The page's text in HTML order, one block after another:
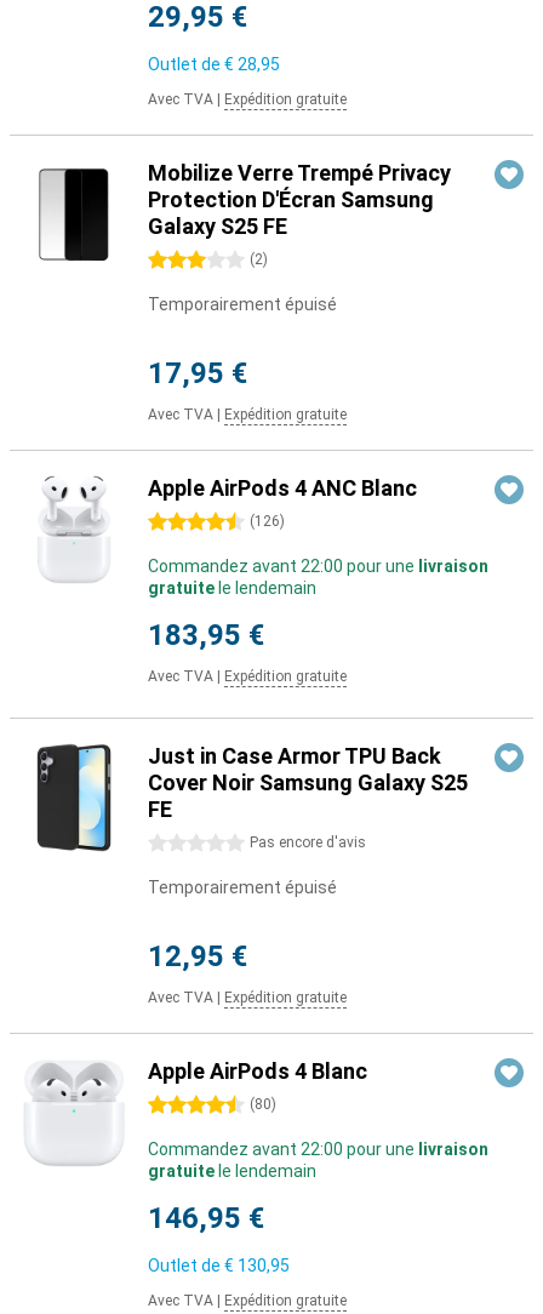
29,95 €
Outlet de € 28,95
Avec TVA Expédition gratuite
Mobilize Verre Trempé Privacy
Protection D'Écran Samsung
Galaxy S25 FE
3 étoiles (2)
Temporairement épuisé
17,95 €
Avec TVA Expédition gratuite
Apple AirPods 4 ANC Blanc
4.5 étoiles (126)
Commandez avant 22:00 pour une livraison
gratuite le lendemain
183,95 €
Avec TVA Expédition gratuite
Just in Case Armor TPU Back
Cover Noir Samsung Galaxy S25
FE
0 étoiles Pas encore d'avis
Temporairement épuisé
12,95 €
Avec TVA Expédition gratuite
Apple AirPods 4 Blanc
4.5 étoiles (80)
Commandez avant 22:00 pour une livraison
gratuite le lendemain
146,95 €
Outlet de € 130,95
Avec TVA Expédition gratuite